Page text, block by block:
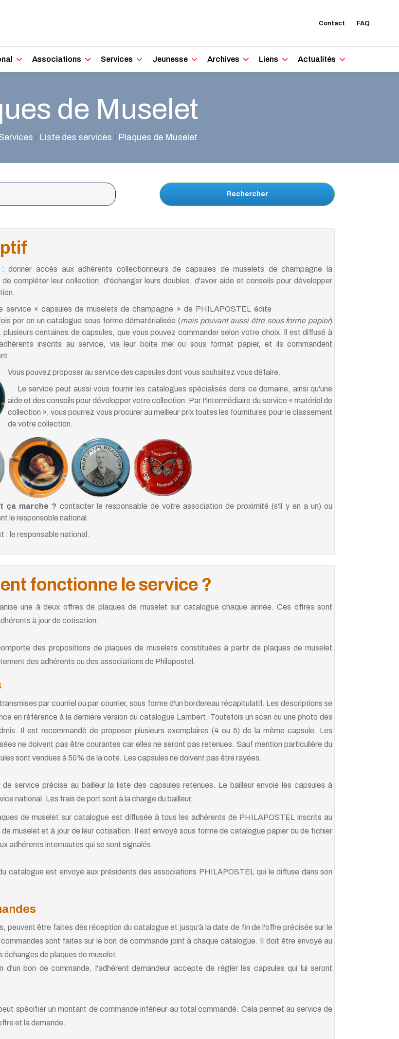
Contact FAQ
Associations Services Jeunesse Archives Liens Actualités
de Muselet
/ Liste des services / Plaques de Muselet
Rechercher
: donner accès aux adhérents collectionneurs de capsules de muselets de champagne la
de compléter leur collection, d'échanger leurs doubles, d'avoir aide et conseils pour développer
service « capsules de muselets de champagne » de PHILAPOSTEL édite
por on un catalogue sous forme dématérialisée (mais pouvant aussi être sous forme papier)
plusieurs centaines de capsules, que vous pouvez commander selon votre choix. ll est diffusé à
inscrits au service, via leur boite mel ou sous format papier, et ils commandent
Vous pouvez proposer au service des capsules dont vous souhaitez vous défaire.
Le service peut aussi vous fournir les catalogues spécialisés dons ce domaine, ainsi qu'une
aide et des conseils pour développer votre collection. Par I'intermédiaire du service « matériel de
collection », vous pourrez vous procurer au meilleur prix toutes les fournitures pour le classement
de votre collection.
ça marche ? contacter le responsable de votre association de proximité (s'il y en a un) ou
le responsoble national.
: le responsable national.
fonctionne le service ?
une à deux offres de plaques de muselet sur catalogue chaque année. Ces offres sont
à jour de cotisation.
des propositions de plaques de muselets constituées à partir de plaques de muselet
des adhérents ou des associations de Philapostel.
par courriel ou par courrier, sous forme d'un bordereau récapitulatif. Les descriptions se
en référence à la dernière version du catalogue Lambert. Toutefois un scan ou une photo des
Il est recommandé de proposer plusieurs exemplaires (4 ou 5) de la même capsule. Les
ne doivent pas être courantes car elles ne seront pas retenues. Sauf mention particulière du
sont vendues à 50% de la cote. Les capsules ne doivent pas être rayées.
de service précise au bailleur la liste des capsules retenues. Le bailleur envoie les capsules à
national. Les frais de port sont à la charge du bailleur.
de muselet sur catalogue est diffusée à tous les adhérents de PHILAPOSTEL inscrits au
de muselet et à jour de leur cotisation. Il est envoyé sous forme de catalogue papier ou de fichier
adhérents internautes qui se sont signalés.
catalogue est envoyé aux présidents des associations PHILAPOSTEL qui le diffuse dans son
peuvent être faites dès réception du catalogue et jusqu'à la date de fin de l'offre précisée sur le
sont faites sur le bon de commande joint à chaque catalogue. Il doit être envoyé au
échanges de plaques de muselet.
d'un bon de commande, l'adhérent demandeur accepte de régler les capsules qui lui seront
spécifier un montant de commande inférieur au total commandé. Cela permet au service de
et la demande.